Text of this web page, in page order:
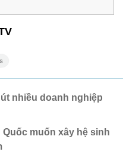
nhiều doanh nghiệp
muốn xây hệ sinh